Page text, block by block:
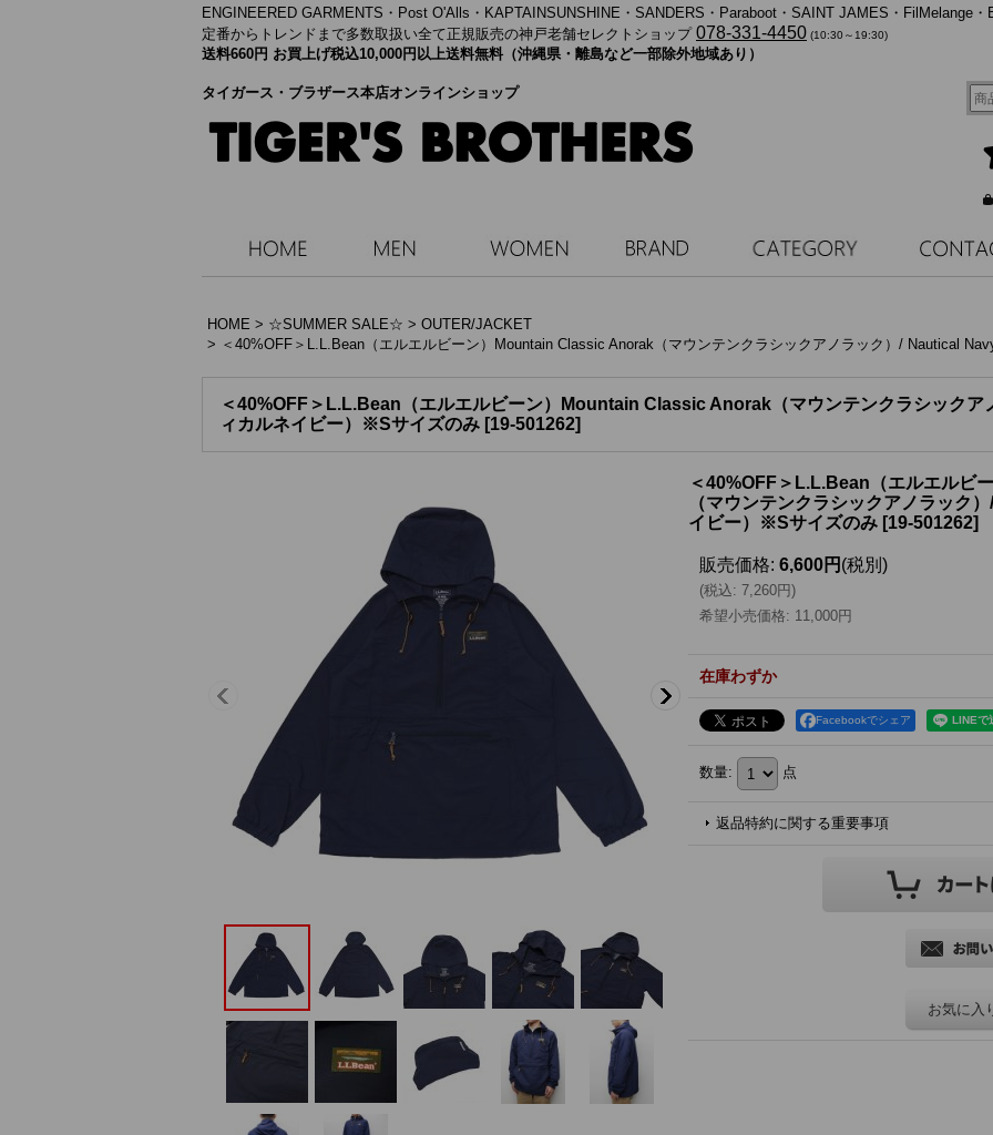
ENGINEERED GARMENTS・ Post O'Alls・KAPTAINSUNSHINE・SANDERS・Paraboot・SAINT JAMES・FilMelange・
定番からトレンドまで多数取扱い全て正規販売の神戸老舗セレクトショップ 078-331-4450 (10:30～19:30)
送料660円 お買上げ税込10,000円以上送料無料（沖縄県・離島など一部除外地域あり）
タイガース・ブラザース本店オンラインショップ
HOME > ☆SUMMER SALE☆ > OUTER/JACKET
> ＜40%OFF＞L.L.Bean（エルエルビーン）Mountain Classic Anorak（マウンテンクラシックアノラック）/ Nautical
＜40%OFF＞L.L.Bean（エルエルビーン）Mountain Classic Anorak（マウンテンクラシック
ィカルネイビー）※Sサイズのみ [19-501262]
＜40%OFF＞L.L.Bean（エルエル
（マウンテンクラシックアノラック
イビー）※Sサイズのみ [19-501262]
販売価格: 6,600円 (税別)
(税込: 7,260円)
希望小売価格: 11,000円
在庫わずか
Facebookでシェア
数量: 点
返品特約に関する重要事項
お気に入